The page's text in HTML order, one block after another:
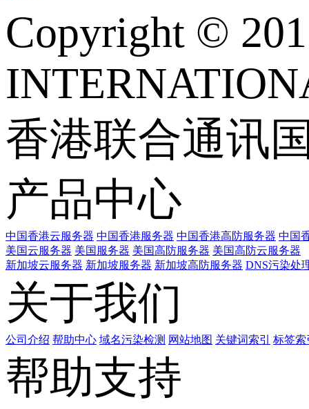
Copyright ©
香港联合通讯
产品中心
中国香港云服务器 中国香港服务器 中国香港高防服务器 中国
美国云服务器 美国服务器 美国高防服务器 美国高防云服务器
新加坡云服务器 新加坡服务器 新加坡高防服务器 DNS污染处
关于我们
公司介绍 帮助中心 域名污染检测 网站地图 关键词索引 标签索
帮助支持